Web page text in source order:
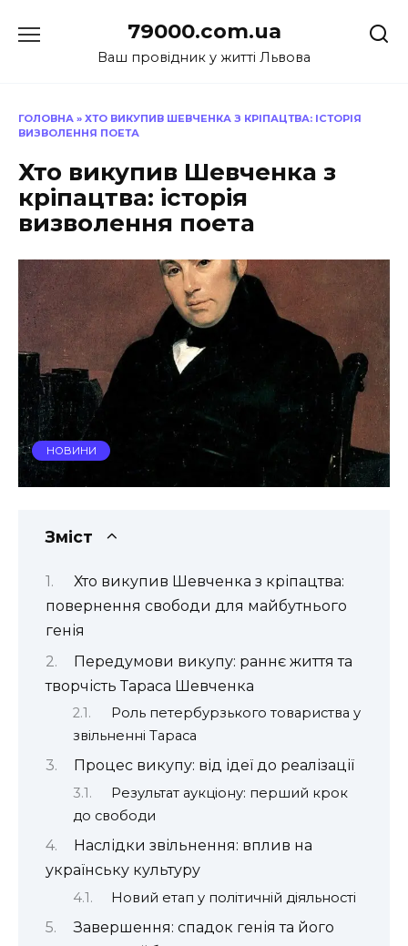
до
79000.com.ua
Ваш провідник у житті Львова
ГОЛОВНА » ХТО ВИКУПИВ ШЕВЧЕНКА З КРІПАЦТВА: ІСТОРІЯ
ВИЗВОЛЕННЯ ПОЕТА
Хто викупив Шевченка з
кріпацтва: історія
визволення поета
НОВИНИ
Зміст
Хто викупив Шевченка з кріпацтва:
повернення свободи для майбутнього
генія
Передумови викупу: раннє життя та
творчість Тараса Шевченка
Роль петербурзького товариства у
звільненні Тараса
Процес викупу: від ідеї до реалізації
Результат аукціону: перший крок
до свободи
Наслідки звільнення: вплив на
українську культуру
Новий етап у політичній діяльності
Завершення: спадок генія та його